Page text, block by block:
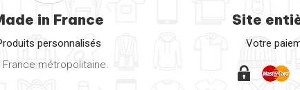
in France
personnalisés
France métropolitaine.
Site
Votre